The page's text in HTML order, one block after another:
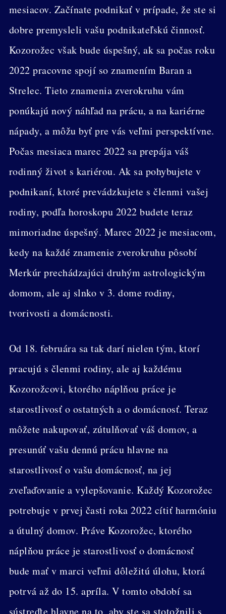
mesiacov. Začínate podnikať v prípade, že ste si
dobre premysleli vašu podnikateľskú činnosť.
Kozorožec však bude úspešný, ak sa počas roku
2022 pracovne spojí so znamením Baran a
Strelec. Tieto znamenia zverokruhu vám
ponúkajú nový náhľad na prácu, a na kariérne
nápady, a môžu byť pre vás veľmi perspektívne.
Počas mesiaca marec 2022 sa prepája váš
rodinný život s kariérou. Ak sa pohybujete v
podnikaní, ktoré prevádzkujete s členmi vašej
rodiny, podľa horoskopu 2022 budete teraz
mimoriadne úspešný. Marec 2022 je mesiacom,
kedy na každé znamenie zverokruhu pôsobí
Merkúr prechádzajúci druhým astrologickým
domom, ale aj slnko v 3. dome rodiny,
tvorivosti a domácnosti.
Od 18. februára sa tak darí nielen tým, ktorí
pracujú s členmi rodiny, ale aj každému
Kozorožcovi, ktorého náplňou práce je
starostlivosť o ostatných a o domácnosť. Teraz
môžete nakupovať, zútulňovať váš domov, a
presunúť vašu dennú prácu hlavne na
starostlivosť o vašu domácnosť, na jej
zveľaďovanie a vylepšovanie. Každý Kozorožec
potrebuje v prvej časti roka 2022 cítiť harmóniu
a útulný domov. Práve Kozorožec, ktorého
náplňou práce je starostlivosť o domácnosť
bude mať v marci veľmi dôležitú úlohu, ktorá
potrvá až do 15. apríla. V tomto období sa
sústreďte hlavne na to, aby ste sa stotožnili s